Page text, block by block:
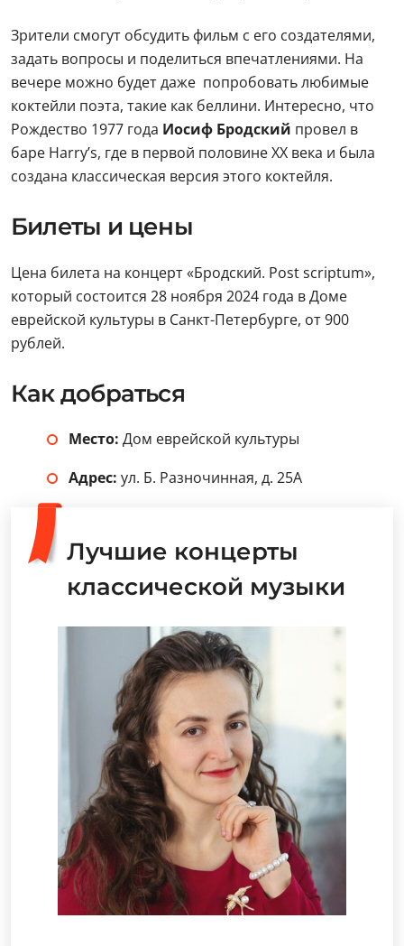
Зрители смогут обсудить фильм с его создателями,
задать вопросы и поделиться впечатлениями. На
вечере можно будет даже попробовать любимые
коктейли поэта, такие как беллини. Интересно, что
Рождество 1977 года Иосиф Бродский провел в
баре Harry’s, где в первой половине XX века и была
создана классическая версия этого коктейля.
Билеты и цены
Цена билета на концерт «Бродский. Post scriptum»,
который состоится 28 ноября 2024 года в Доме
еврейской культуры в Санкт-Петербурге, от 900
рублей.
Как добраться
Место: Дом еврейской культуры
Адрес: ул. Б. Разночинная, д. 25А
Лучшие концерты
классической музыки